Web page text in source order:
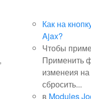
Как на
Ajax?
Чтобы
Применить
изменеия
сбросить...
в Modules